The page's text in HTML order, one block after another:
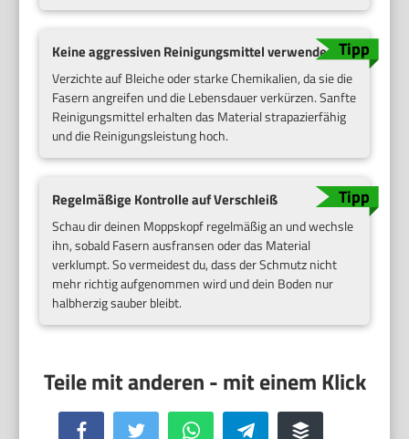
Keine aggressiven Reinigungsmittel verwenden
Verzichte auf Bleiche oder starke Chemikalien, da sie die
Fasern angreifen und die Lebensdauer verkürzen. Sanfte
Reinigungsmittel erhalten das Material strapazierfähig
und die Reinigungsleistung hoch.
Regelmäßige Kontrolle auf Verschleiß
Schau dir deinen Moppskopf regelmäßig an und wechsle
ihn, sobald Fasern ausfransen oder das Material
verklumpt. So vermeidest du, dass der Schmutz nicht
mehr richtig aufgenommen wird und dein Boden nur
halbherzig sauber bleibt.
Facebook Twitter WhatsApp Telegram Buffer